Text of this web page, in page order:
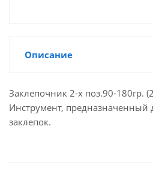
Описание
Заклепочник 2-х поз.90-180гр.
Инструмент,
заклепок.